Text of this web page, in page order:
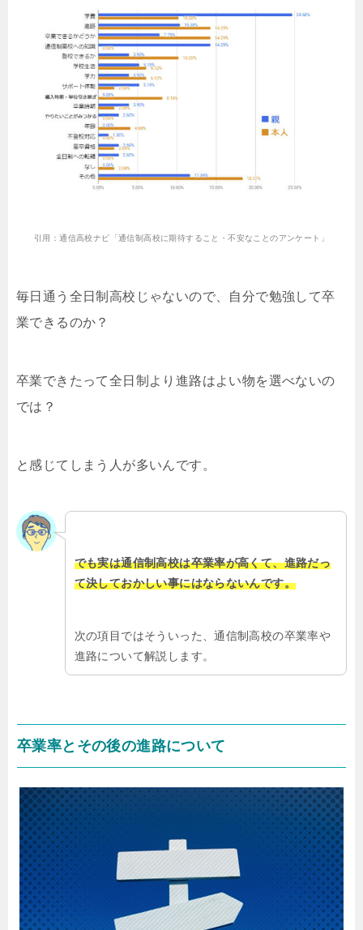
引用：通信高校ナビ「通信制高校に期待すること・不安なことのアンケート」
毎日通う全日制高校じゃないので、自分で勉強して卒
業できるのか？
卒業できたって全日制より進路はよい物を選べないの
では？
と感じてしまう人が多いんです。
でも実は通信制高校は卒業率が高くて、進路だっ
て決しておかしい事にはならないんです。
次の項目ではそういった、通信制高校の卒業率や
進路について解説します。
卒業率とその後の進路について